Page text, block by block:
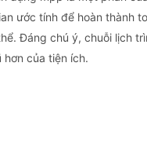
ước tính để hoàn thành
Đáng chú ý, chuỗi lịch
của tiện ích.